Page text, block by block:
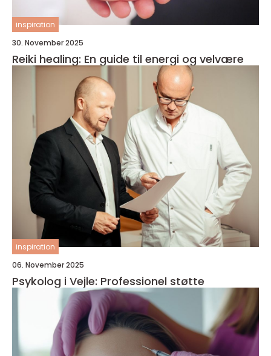
inspiration
30. November 2025
Reiki healing: En guide til energi og velvære
inspiration
06. November 2025
Psykolog i Vejle: Professionel støtte